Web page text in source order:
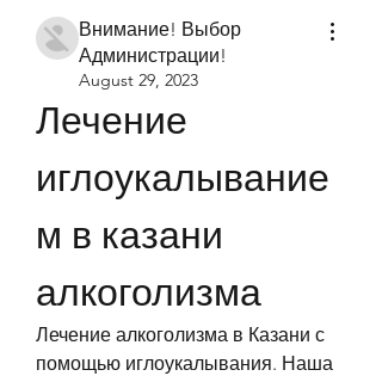
Внимание! Выбор
Администрации!
August 29, 2023
Лечение
иглоукалывание
м в казани
алкоголизма
Лечение алкоголизма в Казани с
помощью иглоукалывания. Наша